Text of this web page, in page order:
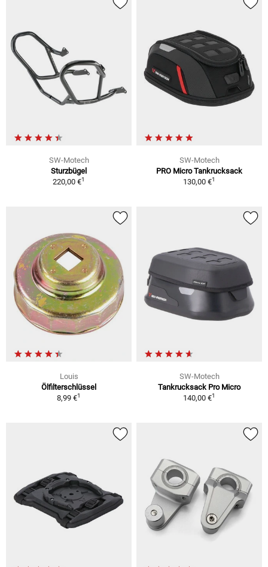
SW-Motech
Sturzbügel
220,00 €1
SW-Motech
PRO Micro Tankrucksack
130,00 €1
Louis
Ölfilterschlüssel
8,99 €1
SW-Motech
Tankrucksack Pro Micro
140,00 €1